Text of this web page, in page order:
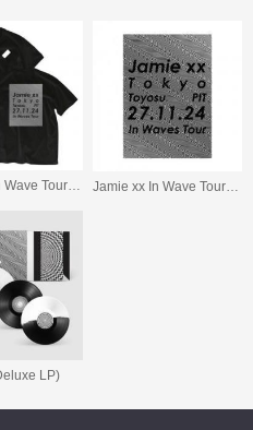
Jamie xx In Wave Tour Tokyo T-Shirt Jamie xx In Wave Tour Tokyo Poster
LP)